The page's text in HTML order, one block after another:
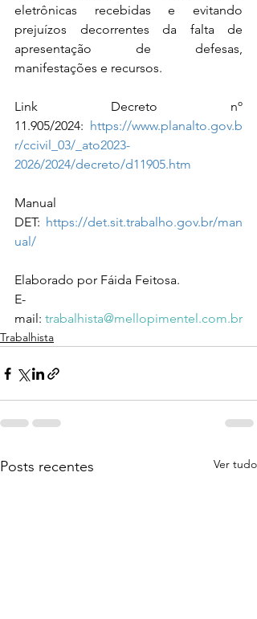
eletrônicas recebidas e evitando
prejuízos decorrentes da falta de
apresentação de defesas,
manifestações e recursos.
Link Decreto nº
11.905/2024: https://www.planalto.gov.b
r/ccivil_03/_ato2023-
2026/2024/decreto/d11905.htm
Manual
DET: https://det.sit.trabalho.gov.br/man
ual/
Elaborado por Fáida Feitosa.
E-
mail: trabalhista@mellopimentel.com.br
Trabalhista
Posts recentes Ver tudo